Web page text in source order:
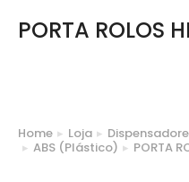
PORTA ROLOS
You are here:
Home Loja
ABS (Plástico)
PORTA